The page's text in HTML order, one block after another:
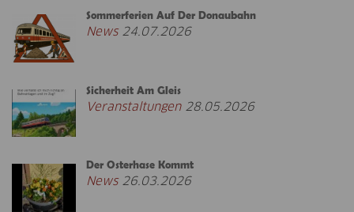
Sommerferien Auf Der Donaubahn
News24.07.2026
Sicherheit Am Gleis
Veranstaltungen28.05.2026
Der Osterhase Kommt
News26.03.2026